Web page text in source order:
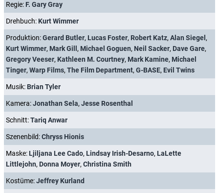
Regie: F. Gary Gray
Drehbuch: Kurt Wimmer
Produktion:Gerard Butler, Lucas Foster, Robert Katz, Alan Siegel ,
Kurt Wimmer, Mark Gill , Michael Goguen, Neil Sacker, Dave Gare,
Gregory Veeser, Kathleen M. Courtney, Mark Kamine, Michael
Tinger, Warp Films, The Film Department, G-BASE, Evil Twins
Musik: Brian Tyler
Kamera:Jonathan Sela, Jesse Rosenthal
Schnitt:Tariq Anwar
Szenenbild:Chryss Hionis
Maske: Ljiljana Lee Cado, Lindsay Irish-Desarno, LaLette
Littlejohn, Donna Moyer, Christina Smith
Kostüme:Jeffrey Kurland